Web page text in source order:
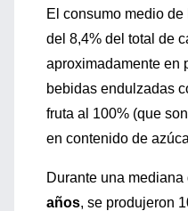
El consumo medio
del 8,4% del total de
aproximadamente en
bebidas endulzadas
fruta al 100% (que
en contenido de
Durante una
años, se produjeron